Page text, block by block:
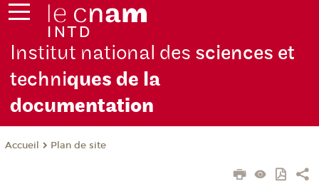
Institut national des sciences et
techniques de la
documentation
Accueil Plan de site